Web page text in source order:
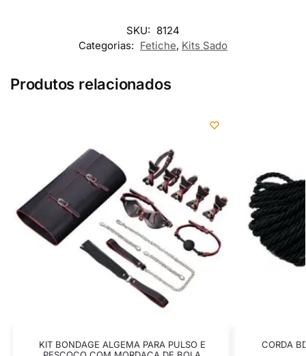
SKU: 8124
Categorias: Fetiche, Kits Sado
Produtos relacionados
KIT BONDAGE ALGEMA PARA PULSO E
CORDA